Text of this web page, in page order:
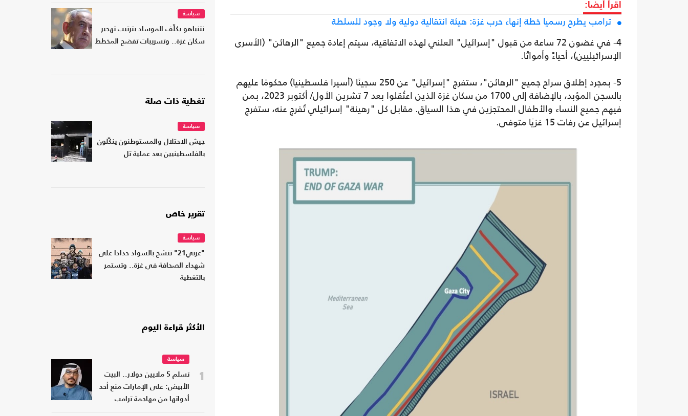
اقرأ أيضا:
ترامب يطرح رسميا خطة إنهاء حرب غزة: هيئة انتقالية دولية ولا وجود للسلطة
4- في غضون 72 ساعة من قبول "إسرائيل" العلني لهذه الاتفاقية، سيتم إعادة جميع "الرهائن" (الأسرى
الإسرائيليين)، أحياءً وأمواتًا.
5- بمجرد إطلاق سراح جميع "الرهائن"، ستفرج "إسرائيل" عن 250 سجينًا (أسيرا فلسطينيا) محكومًا عليهم
بالسجن المؤبد، بالإضافة إلى 1700 من سكان غزة الذين اعتُقلوا بعد 7 تشرين الأول/ أكتوبر 2023، بمن
فيهم جميع النساء والأطفال المحتجزين في هذا السياق. مقابل كل "رهينة" إسرائيلي تُفرج عنه، ستفرج
إسرائيل عن رفات 15 غزيًا متوفى.
سياسة
نتنياهو يكلّف الموساد بترتيب تهجير
سكان غزة.. وتسريبات تفضح المخطط
تغطية ذات صلة
سياسة
جيش الاحتلال والمستوطنون ينكّلون
بالفلسطينيين بعد عملية تل
تقرير خاص
سياسة
"عربي21" تتشح بالسواد حدادا على
شهداء الصحافة في غزة.. وتستمر
بالتغطية
الأكثر قراءة اليوم
1
سياسة
تسلم 5 ملايين دولار.. البيت
الأبيض: على الإمارات منع أحد
أدواتها من مهاجمة ترامب